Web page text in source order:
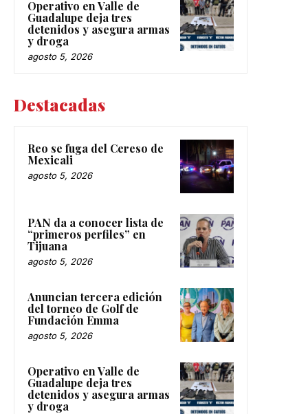
Operativo en Valle de
Guadalupe deja tres
detenidos y asegura armas
y droga
agosto 5, 2026
Destacadas
Reo se fuga del Cereso de
Mexicali
agosto 5, 2026
PAN da a conocer lista de
“primeros perfiles” en
Tijuana
agosto 5, 2026
Anuncian tercera edición
del torneo de Golf de
Fundación Emma
agosto 5, 2026
Operativo en Valle de
Guadalupe deja tres
detenidos y asegura armas
y droga